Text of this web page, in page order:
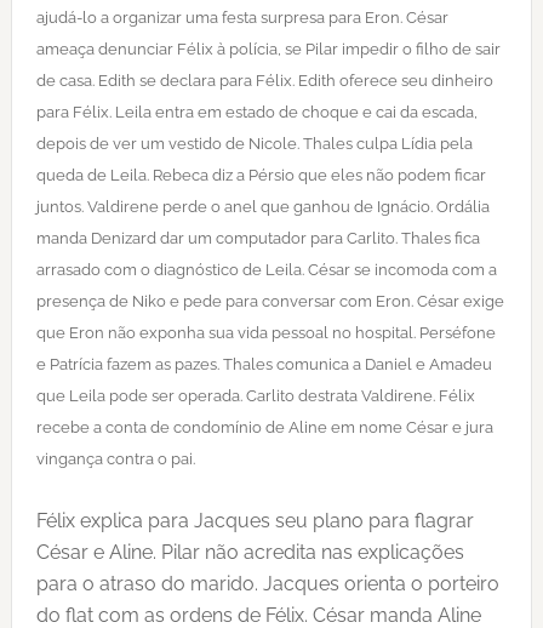
ajudá-lo a organizar uma festa surpresa para Eron. César
ameaça denunciar Félix à polícia, se Pilar impedir o filho de sair
de casa. Edith se declara para Félix. Edith oferece seu dinheiro
para Félix. Leila entra em estado de choque e cai da escada,
depois de ver um vestido de Nicole. Thales culpa Lídia pela
queda de Leila. Rebeca diz a Pérsio que eles não podem ficar
juntos. Valdirene perde o anel que ganhou de Ignácio. Ordália
manda Denizard dar um computador para Carlito. Thales fica
arrasado com o diagnóstico de Leila. César se incomoda com a
presença de Niko e pede para conversar com Eron. César exige
que Eron não exponha sua vida pessoal no hospital. Perséfone
e Patrícia fazem as pazes. Thales comunica a Daniel e Amadeu
que Leila pode ser operada. Carlito destrata Valdirene. Félix
recebe a conta de condomínio de Aline em nome César e jura
vingança contra o pai.
Félix explica para Jacques seu plano para flagrar
César e Aline. Pilar não acredita nas explicações
para o atraso do marido. Jacques orienta o porteiro
do flat com as ordens de Félix. César manda Aline